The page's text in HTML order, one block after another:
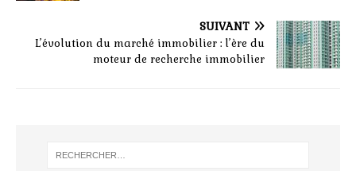
SUIVANT
L’évolution du marché immobilier : l’ère du
moteur de recherche immobilier